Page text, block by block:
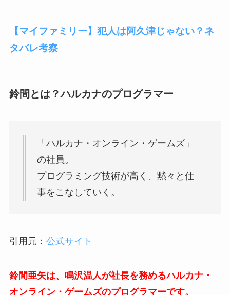
【マイファミリー】犯人は阿久津じゃない？ネ
タバレ考察
鈴間とは？ハルカナのプログラマー
「ハルカナ・オンライン・ゲームズ」
の社員。
プログラミング技術が高く、黙々と仕
事をこなしていく。
引用元： 公式サイト
鈴間亜矢は、鳴沢温人が社長を務めるハルカナ・
オンライン・ゲームズのプログラマーです。